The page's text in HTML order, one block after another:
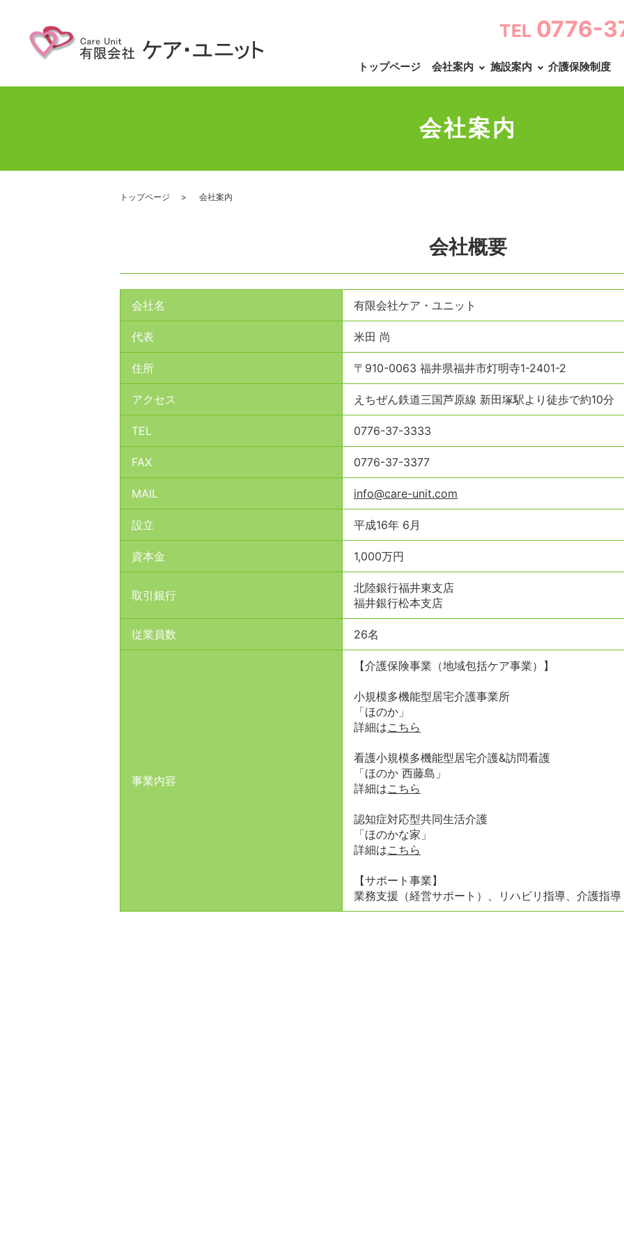
トップページ 会社案内 施設案内 介護保険制度
TEL 0776-
会社案内
トップページ 会社案内
会社概要
会社名 有限会社ケア・ユニット
代表 米田 尚
住所 〒910-0063 福井県福井市灯明寺1-2401-2
アクセス えちぜん鉄道三国芦原線 新田塚駅より徒歩で約10分
TEL 0776-37-3333
FAX 0776-37-3377
MAIL info@care-unit.com
設立 平成16年 6月
資本金 1,000万円
取引銀行
北陸銀行福井東支店
福井銀行松本支店
従業員数 26名
事業内容
【介護保険事業（地域包括ケア事業）】
小規模多機能型居宅介護事業所
「ほのか」
詳細はこちら
看護小規模多機能型居宅介護&訪問看護
「ほのか 西藤島」
詳細はこちら
認知症対応型共同生活介護
「ほのかな家」
詳細はこちら
【サポート事業】
業務支援（経営サポート）、リハビリ指導、介護指